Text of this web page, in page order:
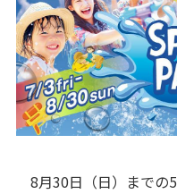
8月30日（日）までの